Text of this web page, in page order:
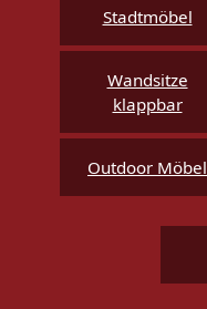
Stadtmöbel
Wandsitze
klappbar
Outdoor Möbel